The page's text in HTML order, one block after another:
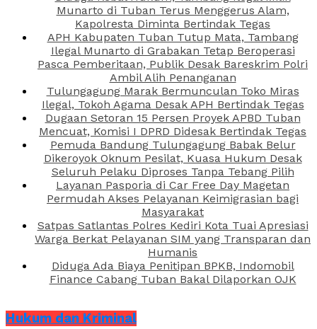
Munarto di Tuban Terus Menggerus Alam,
Kapolresta Diminta Bertindak Tegas
APH Kabupaten Tuban Tutup Mata, Tambang
Ilegal Munarto di Grabakan Tetap Beroperasi
Pasca Pemberitaan, Publik Desak Bareskrim Polri
Ambil Alih Penanganan
Tulungagung Marak Bermunculan Toko Miras
Ilegal, Tokoh Agama Desak APH Bertindak Tegas
Dugaan Setoran 15 Persen Proyek APBD Tuban
Mencuat, Komisi I DPRD Didesak Bertindak Tegas
Pemuda Bandung Tulungagung Babak Belur
Dikeroyok Oknum Pesilat, Kuasa Hukum Desak
Seluruh Pelaku Diproses Tanpa Tebang Pilih
Layanan Pasporia di Car Free Day Magetan
Permudah Akses Pelayanan Keimigrasian bagi
Masyarakat
Satpas Satlantas Polres Kediri Kota Tuai Apresiasi
Warga Berkat Pelayanan SIM yang Transparan dan
Humanis
Diduga Ada Biaya Penitipan BPKB, Indomobil
Finance Cabang Tuban Bakal Dilaporkan OJK
Hukum dan Kriminal